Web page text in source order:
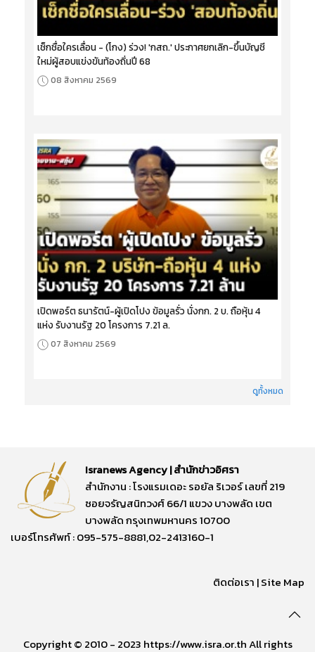
เช็กชื่อใครเลื่อน - (โกง) ร่วง! 'กสถ.' ประกาศยกเลิก-ขึ้นบัญชี
ใหม่ผู้สอบแข่งขันท้องถิ่นปี 68
08 สิงหาคม 2569
เปิดพอร์ต ธนารัตน์-ผู้เปิดโปง ข้อมูลรั่ว นั่งกก. 2 บ. ถือหุ้น 4
แห่ง รับงานรัฐ 20 โครงการ 7.21 ล.
07 สิงหาคม 2569
ดูทั้งหมด
Isranews Agency | สำนักข่าวอิศรา
สำนักงาน : โรงแรมเดอะ รอยัล ริเวอร์ เลขที่ 219
ซอยจรัญสนิทวงศ์ 66/1 แขวง บางพลัด เขต
บางพลัด กรุงเทพมหานคร 10700
เบอร์โทรศัพท์ : 095-575-8881,02-2413160-1
ติดต่อเรา |Site Map
Copyright © 2010 - 2023 https://www.isra.or.th All rights